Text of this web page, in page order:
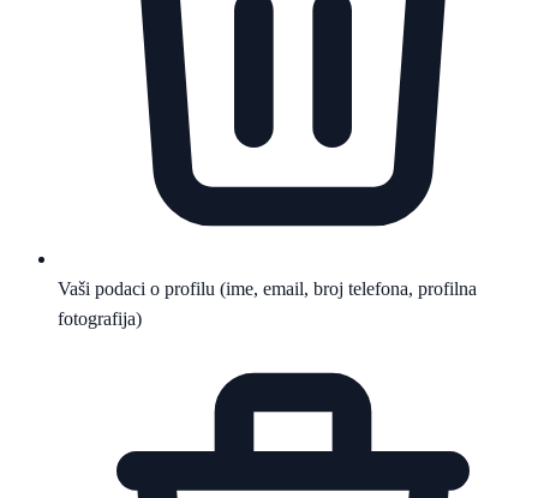
Vaši podaci o profilu (ime, email, broj telefona, profilna
fotografija)